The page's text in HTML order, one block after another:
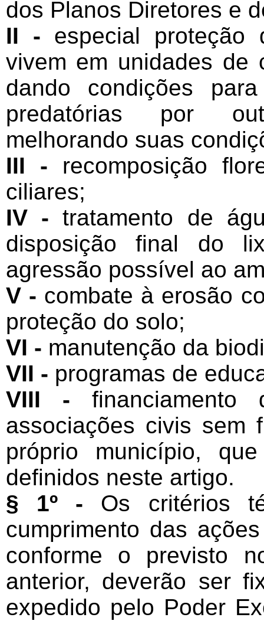
dos Planos Diretores e
II - especial proteção
vivem em unidades de
dando condições
predatórias por
melhorando suas
III - recomposição
ciliares;
IV - tratamento de
disposição final do
agressão possível ao
V - combate à erosão
proteção do solo;
VI - manutenção da
VII - programas de
VIII - financiamento
associações civis sem
próprio município,
definidos neste artigo.
§ 1º - Os critérios
cumprimento das
conforme o previsto
anterior, deverão ser
expedido pelo Poder